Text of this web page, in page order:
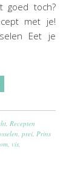
goed toch?
met je!
Eet je
Recepten
,prei Prins
vis